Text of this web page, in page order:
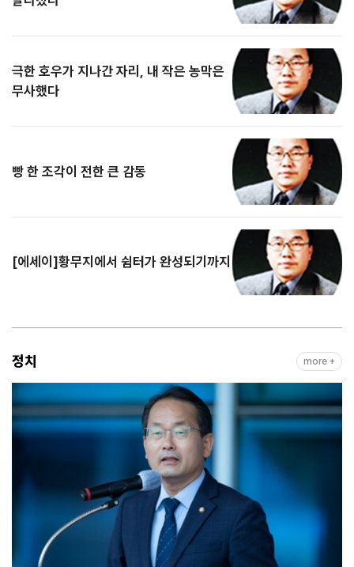
극한 호우가 지나간 자리, 내 작은 농막은
무사했다
빵 한 조각이 전한 큰 감동
[에세이]황무지에서 쉼터가 완성되기까지
정치 more +